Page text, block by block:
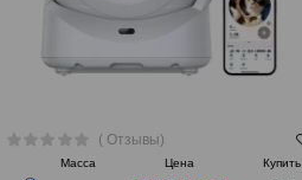
( Отзывы)
Масса Цена
Купить